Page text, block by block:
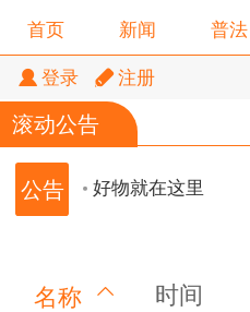
首页 新闻 普法
登录 注册
滚动公告好物就在这里
好物就在这里
名称 时间